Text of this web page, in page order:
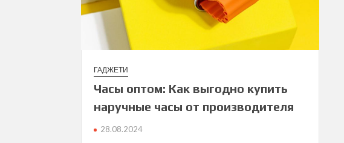
ГАДЖЕТИ
Часы оптом: Как выгодно купить
наручные часы от производителя
28.08.2024